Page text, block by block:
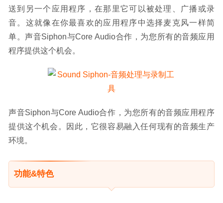
送到另一个应用程序，在那里它可以被处理、广播或录
音。这就像在你最喜欢的应用程序中选择麦克风一样简
单。声音Siphon与Core Audio合作，为您所有的音频应用
程序提供这个机会。
声音Siphon与Core Audio合作，为您所有的音频应用程序
提供这个机会。因此，它很容易融入任何现有的音频生产
环境。
功能&特色